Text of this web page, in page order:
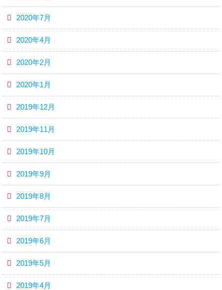
2020年7月
2020年4月
2020年2月
2020年1月
2019年12月
2019年11月
2019年10月
2019年9月
2019年8月
2019年7月
2019年6月
2019年5月
2019年4月